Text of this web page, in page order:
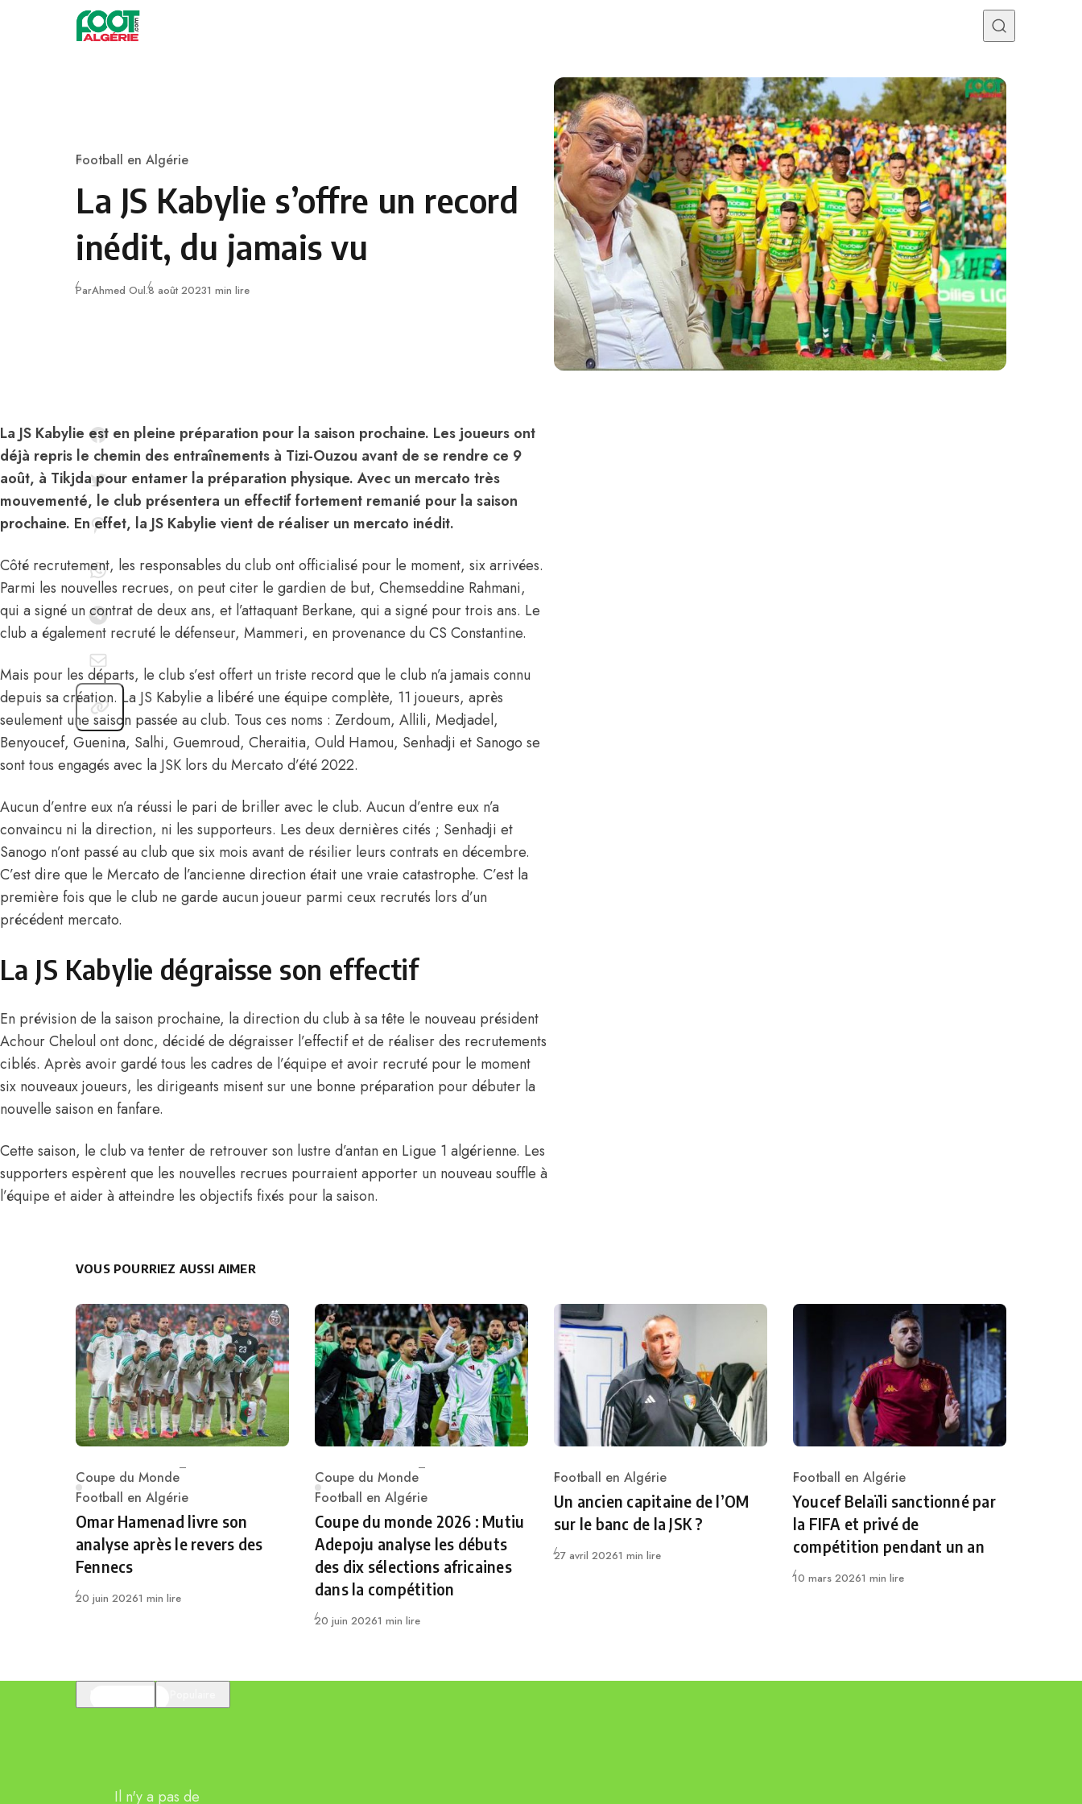
Skip to content
Category
Football en Algérie
La JS Kabylie s’offre un record
inédit, du jamais vu
ParAhmed Oul.Publié
8 août 20231 min lire
La JS Kabylie est en pleine préparation pour la saison prochaine. Les joueurs ont
déjà repris le chemin des entraînements à Tizi-Ouzou avant de se rendre ce 9
août, à Tikjda pour entamer la préparation physique. Avec un mercato très
mouvementé, le club présentera un effectif fortement remanié pour la saison
prochaine. En effet, la JS Kabylie vient de réaliser un mercato inédit.
Côté recrutement, les responsables du club ont officialisé pour le moment, six arrivées.
Parmi les nouvelles recrues, on peut citer le gardien de but, Chemseddine Rahmani,
qui a signé un contrat de deux ans, et l’attaquant Berkane, qui a signé pour trois ans. Le
club a également recruté le défenseur, Mammeri, en provenance du CS Constantine.
Mais pour les départs, le club s’est offert un triste record que le club n’a jamais connu
depuis sa création. La JS Kabylie a libéré une équipe complète, 11 joueurs, après
seulement une saison passée au club. Tous ces noms : Zerdoum, Allili, Medjadel,
Benyoucef, Guenina, Salhi, Guemroud, Cheraitia, Ould Hamou, Senhadji et Sanogo se
sont tous engagés avec la JSK lors du Mercato d’été 2022.
Aucun d’entre eux n’a réussi le pari de briller avec le club. Aucun d’entre eux n’a
convaincu ni la direction, ni les supporteurs. Les deux dernières cités ; Senhadji et
Sanogo n’ont passé au club que six mois avant de résilier leurs contrats en décembre.
C’est dire que le Mercato de l’ancienne direction était une vraie catastrophe. C’est la
première fois que le club ne garde aucun joueur parmi ceux recrutés lors d’un
précédent mercato.
La JS Kabylie dégraisse son effectif
En prévision de la saison prochaine, la direction du club à sa tête le nouveau président
Achour Cheloulont donc, décidé de dégraisser l’effectif et de réaliser des recrutements
ciblés. Après avoir gardé tous les cadres de l’équipe et avoir recruté pour le moment
six nouveaux joueurs, les dirigeants misent sur une bonne préparation pour débuter la
nouvelle saison en fanfare.
Cette saison, le club va tenter de retrouver son lustre d’antan en Ligue 1 algérienne. Les
supporters espèrent que les nouvelles recrues pourraient apporter un nouveau souffle à
l’équipe et aider à atteindre les objectifs fixés pour la saison.
VOUS POURRIEZ AUSSI AIMER
Category
Coupe du Monde
Football en Algérie
Omar Hamenad livre son
analyse après le revers des
Fennecs
Publié
20 juin 20261 min lire
Category
Coupe du Monde
Football en Algérie
Coupe du monde 2026 : Mutiu
Adepoju analyse les débuts
des dix sélections africaines
dans la compétition
Publié
20 juin 20261 min lire
Category
Football en Algérie
Un ancien capitaine de l’OM
sur le banc de la JSK ?
Publié
27 avril 20261 min lire
Category
Football en Algérie
Youcef Belaïli sanctionné par
la FIFA et privé de
compétition pendant un an
Publié
10 mars 20261 min lire
Il n'y a pas de